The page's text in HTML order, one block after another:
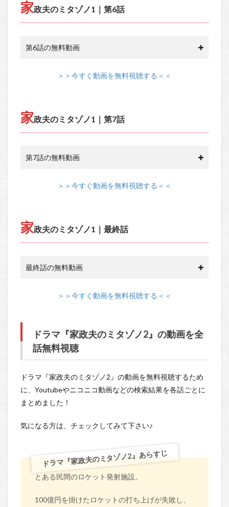
家政夫のミタゾノ1｜第6話
第6話の無料動画
＞＞今すぐ動画を無料視聴する＜＜
家政夫のミタゾノ1｜第7話
第7話の無料動画
＞＞今すぐ動画を無料視聴する＜＜
家政夫のミタゾノ1｜最終話
最終話の無料動画
＞＞今すぐ動画を無料視聴する＜＜
ドラマ『家政夫のミタゾノ2』の動画を全
話無料視聴
ドラマ『家政夫のミタゾノ2』の動画を無料視聴するため
に、Youtubeやニコニコ動画などの検索結果を各話ごとに
まとめました！
気になる方は、チェックしてみて下さい♪
ドラマ『家政夫のミタゾノ2』あらすじ
とある民間のロケット発射施設。
100億円を掛けたロケットの打ち上げが失敗し、